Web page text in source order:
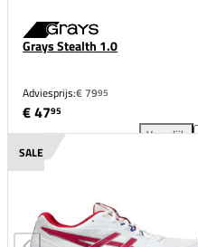
Grays Stealth 1.0
Adviesprijs:€ 7995
€ 4795
Vergelijk
SALE